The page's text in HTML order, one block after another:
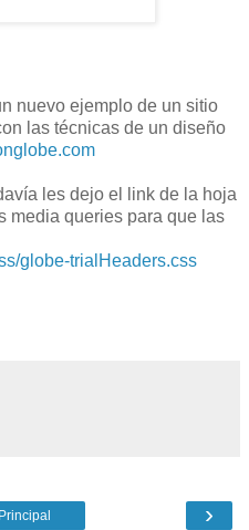
nuevo ejemplo de un sitio
las técnicas de un diseño
les dejo el link de la hoja
media queries para que las
globe-trialHeaders.css
›